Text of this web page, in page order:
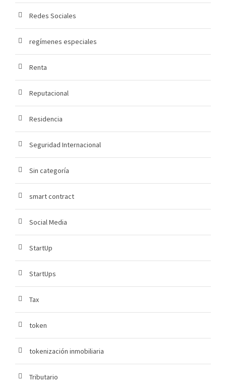
Redes Sociales
regímenes especiales
Renta
Reputacional
Residencia
Seguridad Internacional
Sin categoría
smart contract
Social Media
StartUp
StartUps
Tax
token
tokenización inmobiliaria
Tributario